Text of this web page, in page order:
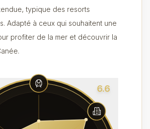
typique des resorts
Adapté à ceux qui souhaitent une
profiter de la mer et découvrir la
6.6